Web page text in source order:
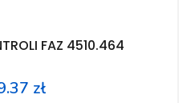
FAZ 4510.464
zł